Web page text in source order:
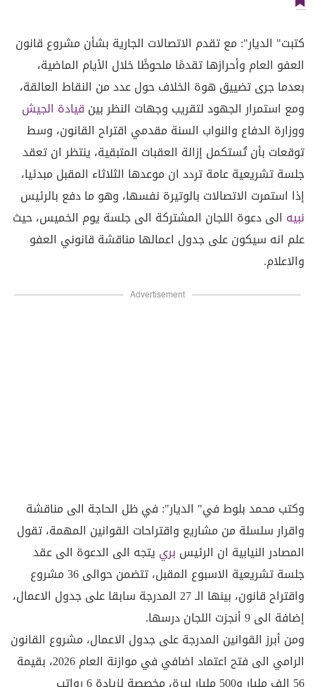
كتبت" الديار": مع تقدم الاتصالات الجارية بشأن مشروع قانون
العفو العام وأحرازها تقدمًا ملحوظًا خلال الأيام الماضية،
بعدما جرى تضييق هوة الخلاف حول عدد من النقاط العالقة،
ومع استمرار الجهود لتقريب وجهات النظر بين قيادة الجيش
ووزارة الدفاع والنواب السنة مقدمي اقتراح القانون، وسط
توقعات بأن تُستكمل إزالة العقبات المتبقية، ينتظر ان تعقد
جلسة تشريعية عامة تردد ان موعدها الثلاثاء المقبل مبدئيا،
إذا استمرت الاتصالات بالوتيرة نفسها، وهو ما دفع بالرئيس
نبيه الى دعوة اللجان المشتركة الى جلسة يوم الخميس، حيث
علم انه سيكون على جدول اعمالها مناقشة قانوني العفو
والاعلام.
Advertisement
وكتب محمد بلوط في" الديار": في ظل الحاجة الى مناقشة
واقرار سلسلة من مشاريع واقتراحات القوانين المهمة، تقول
المصادر النيابية ان الرئيس بري يتجه الى الدعوة الى عقد
جلسة تشريعية الاسبوع المقبل، تتضمن حوالى 36 مشروع
واقتراح قانون، بينها الـ 27 المدرجة سابقا على جدول الاعمال،
إضافة الى 9 أنجزت اللجان درسها.
ومن أبرز القوانين المدرجة على جدول الاعمال، مشروع القانون
الرامي الى فتح اعتماد اضافي في موازنة العام 2026، بقيمة